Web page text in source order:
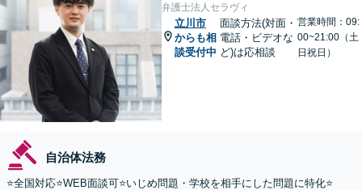
弁護士法人セラヴィ
立川市
からも相
談受付中
面談方法(対面・
電話・ビデオな
ど)は応相談
営業時間：09:
00~21:00（土
日祝日）
自治体法務
⭐️全国対応⭐️WEB面談可⭐️いじめ問題・学校を相手にした問題に特化⭐️